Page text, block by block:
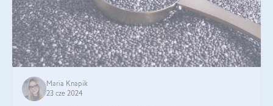
Maria Knapik
23 cze 2024